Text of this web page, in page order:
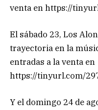
venta en https://
El sábado 23, Los
trayectoria en la
entradas a la venta en
https://tinyurl.com/
Y el domingo 24 de